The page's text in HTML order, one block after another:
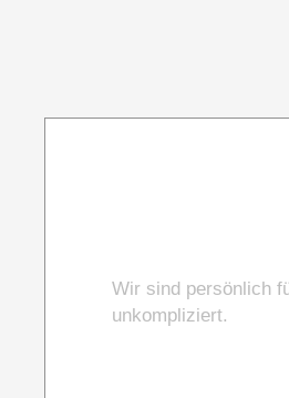
Wir sind persönlich
unkompliziert.